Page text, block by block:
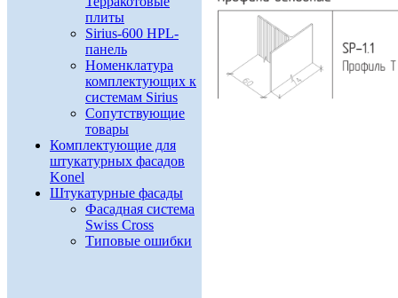
плиты
Sirius-600 HPL-
панель
Номенклатура
комплектующих к
системам Sirius
Сопутствующие
товары
Комплектующие для
штукатурных фасадов
Konel
Штукатурные фасады
Фасадная система
Swiss Cross
Типовые ошибки